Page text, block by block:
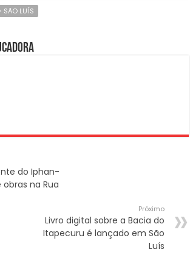
SÃO LUÍS
do Iphan-
na Rua
Próximo
Livro digital sobre a Bacia do
Itapecuru é lançado em São
Luís